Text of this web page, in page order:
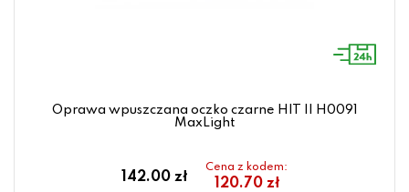
Oprawa wpuszczana oczko czarne HIT II H0091
MaxLight
142.00 zł
Cena z kodem:
120.70 zł